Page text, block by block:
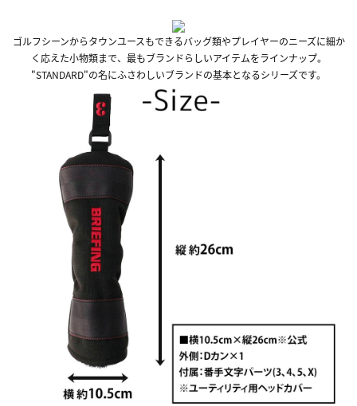
ゴルフシーンからタウンユースもできるバッグ類やプレイヤーのニーズに細か
く応えた小物類まで、最もブランドらしいアイテムをラインナップ。
"STANDARD"の名にふさわしいブランドの基本となるシリーズです。